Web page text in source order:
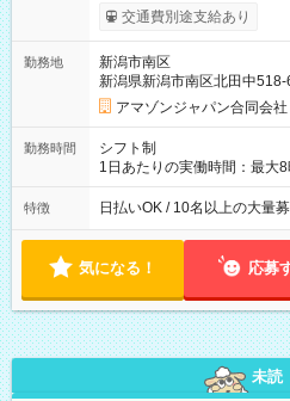
まで昇給の機会があります。 ■正社員登用制度あり ※月末締/翌
月25日支払い ※時間外手当
☆Amazon直雇用で安定して働けます！ 【試用
あり 試用期間の長さ：1週間
です。
交通費別途支給あり
勤務地
新潟市南区
新潟県新潟市南区北田中
アマゾンジャパン合同会社
勤務時間
シフト制
1日あたりの実働時間：最大
12時～21時
特徴 日払いOK / 10名以上の大量
気になる！ 応募
未読